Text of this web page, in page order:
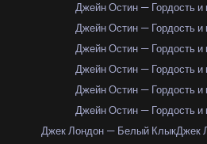
Джейн Остин — Гордость и
Джейн Остин — Гордость и
Джейн Остин — Гордость и
Джейн Остин — Гордость и
Джейн Остин — Гордость и
Джейн Остин — Гордость и
Джек Лондон — Белый КлыкДжек